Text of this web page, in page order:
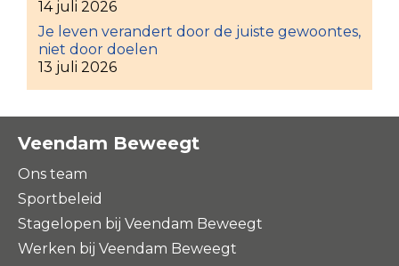
14 juli 2026
Je leven verandert door de juiste gewoontes,
niet door doelen
13 juli 2026
Veendam Beweegt
Ons team
Sportbeleid
Stagelopen bij Veendam Beweegt
Werken bij Veendam Beweegt